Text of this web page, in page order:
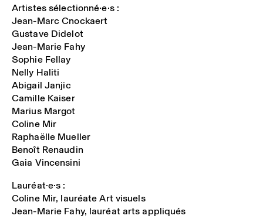
Artistes sélectionné·e·s :
Jean-Marc Cnockaert
Gustave Didelot
Jean-Marie Fahy
Sophie Fellay
Nelly Haliti
Abigail Janjic
Camille Kaiser
Marius Margot
Coline Mir
Raphaëlle Mueller
Benoît Renaudin
Gaia Vincensini
Lauréat·e·s :
Coline Mir, lauréate Art visuels
Jean-Marie Fahy, lauréat arts appliqués